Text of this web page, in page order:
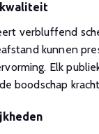
verbluffend
kunnen
Elk
boodschap